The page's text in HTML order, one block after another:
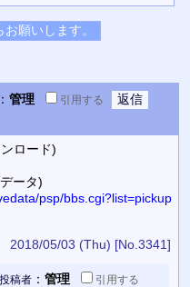
管理 引用する
ロード)
ータ)
psp/bbs.cgi?list=pickup
2018/05/03 (Thu) [No.3341]
投稿者： 管理 引用する